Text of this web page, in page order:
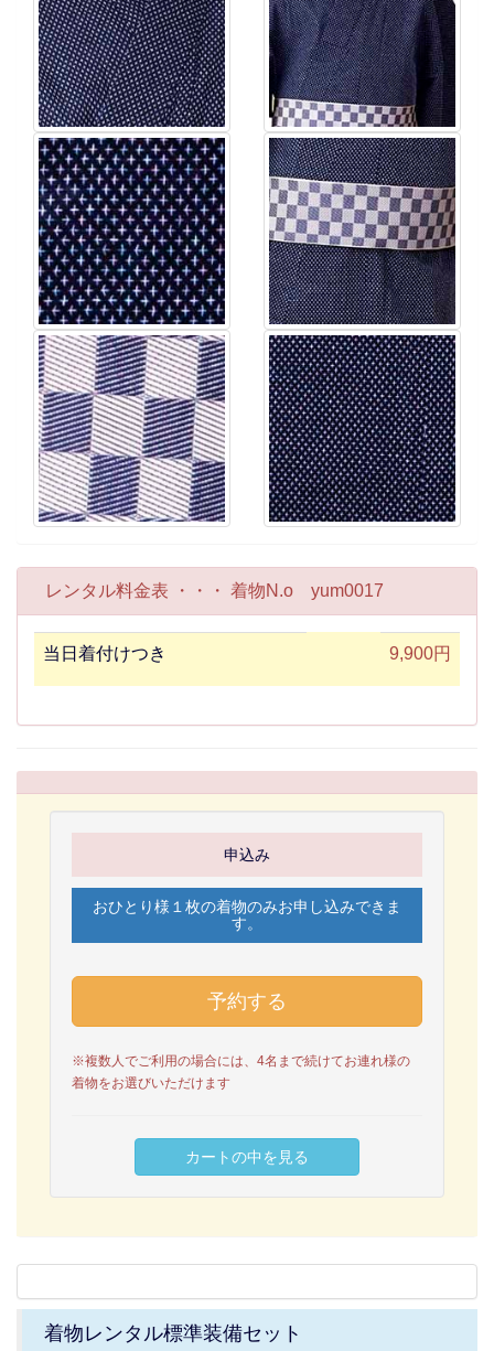
レンタル料金表 ・・・ 着物N.o yum0017
当日着付けつき 9,900円
申込み
おひとり様１枚の着物のみお申し込みできま
す。
※複数人でご利用の場合には、4名まで続けてお連れ様の
着物をお選びいただけます
着物レンタル標準装備セット